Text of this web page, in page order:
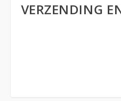
VERZENDING